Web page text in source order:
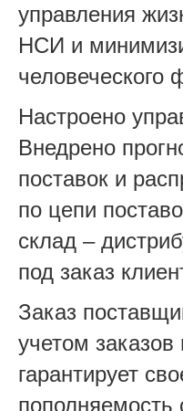
управления
НСИ и
человеческого
Настроено
Внедрено
поставок и
по цепи
склад –
под заказ
Заказ
учетом заказов
гарантирует
пополняемость